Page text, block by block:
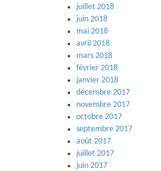
juillet 2018
juin 2018
mai 2018
avril 2018
mars 2018
février 2018
janvier 2018
décembre 2017
novembre 2017
octobre 2017
septembre 2017
août 2017
juillet 2017
juin 2017